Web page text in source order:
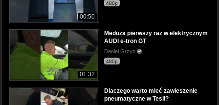
00:50
480p
01:32
Meduza pierwszy raz w elektrycznym
AUDI e-tron GT
Daniel Grzyb
480p
Dlaczego warto mieć zawieszenie
pneumatyczne w Tesli?